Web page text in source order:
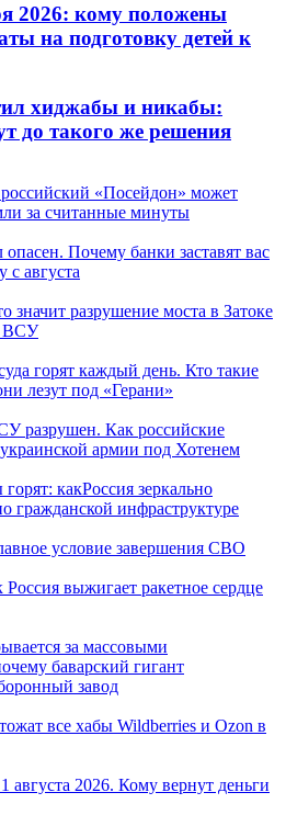
2026: кому положены
на подготовку детей к
хиджабы и никабы:
до такого же решения
«Посейдон» может
за считанные минуты
Почему банки заставят вас
с августа
значит разрушение моста в Затоке
ВСУ
горят каждый день. Кто такие
лезут под «Герани»
разрушен. Как российские
армии под Хотенем
какРоссия зеркально
гражданской инфраструктуре
условие завершения СВО
выжигает ракетное сердце
за массовыми
баварский гигант
завод
все хабы Wildberries и Ozon в
2026. Кому вернут деньги